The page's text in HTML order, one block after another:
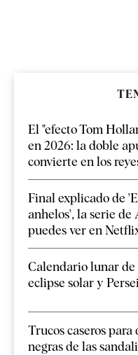
El "efecto Tom
en 2026: la doble
convierte en los
Final explicado de
anhelos', la serie
puedes ver en
Calendario lunar de
eclipse solar y
Trucos caseros
negras de las